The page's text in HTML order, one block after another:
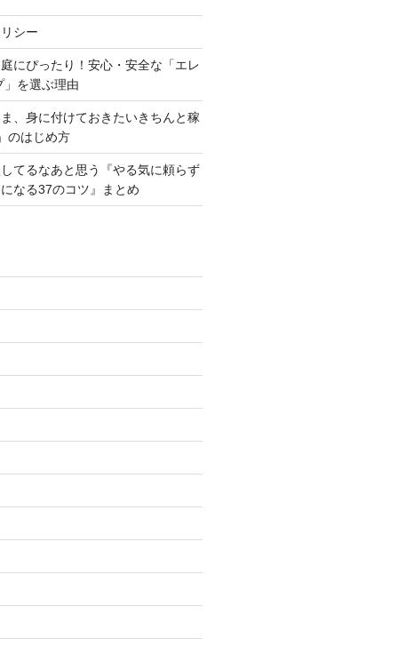
シー
にぴったり！安心・安全な「エレ
を選ぶ理由
、身に付けておきたいきちんと稼
のはじめ方
てるなあと思う『やる気に頼らず
なる37のコツ』まとめ